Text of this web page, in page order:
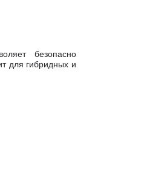
безопасно
для гибридных и